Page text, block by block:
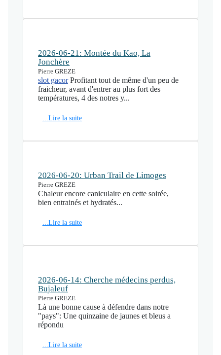
2026-06-21: Montée du Kao, La
Jonchère
Pierre GREZE
slot gacorProfitant tout de même d'un peu de
fraicheur, avant d'entrer au plus fort des
températures, 4 des notres y...
...Lire la suite
2026-06-20: Urban Trail de Limoges
Pierre GREZE
Chaleur encore caniculaire en cette soirée,
bien entrainés et hydratés...
...Lire la suite
2026-06-14: Cherche médecins perdus,
Bujaleuf
Pierre GREZE
Là une bonne cause à défendre dans notre
"pays": Une quinzaine de jaunes et bleus a
répondu
...Lire la suite